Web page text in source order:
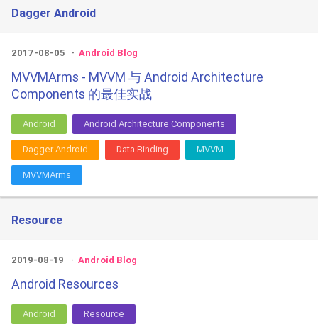
Dagger Android
2017-08-05 Android Blog
MVVMArms - MVVM 与 Android Architecture
Components 的最佳实战
Android Android Architecture Components
Dagger Android Data Binding MVVM
MVVMArms
Resource
2019-08-19 Android Blog
Android Resources
Android Resource